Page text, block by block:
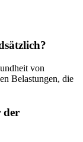
von
Belastungen, die
der